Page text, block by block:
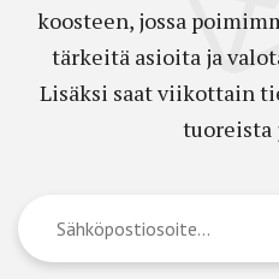
koosteen, jossa
tärkeitä asioita ja
Lisäksi saat viikottain
tuoreista